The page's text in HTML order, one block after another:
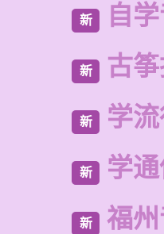
新 自
新 古
新 学
新 学
新 福